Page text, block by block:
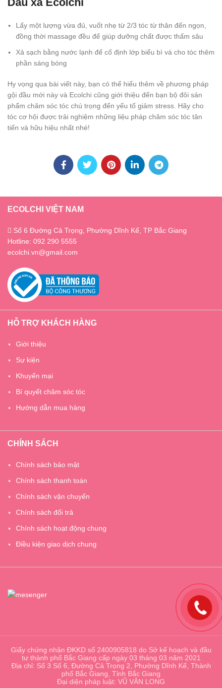
Lấy một lượng vừa đủ, vuốt nhẹ từ 2/3 tóc từ thân đến ngọn,
đồng thời massage đều để giúp dưỡng chất được thấm sâu
Xả sạch bằng nước lạnh để cố định lớp biểu bì và cho tóc thêm
phần sáng bóng
Hy vọng qua bài viết này, bạn có thể hiểu thêm về phương pháp
gội đầu mới này và Ecolchi cũng giới thiệu đến bạn bộ đôi sản
phẩm chăm sóc tóc chú trọng đến yếu tố giảm stress. Hãy cho
tóc cơ hội được trải nghiệm những liệu pháp chăm sóc tóc tân
tiến và hữu hiệu nhất nhé!
ECOLCHI VIỆT NAM
Số 6 Đường Cả Trọng, Phường Dĩnh Kế, TP Bắc Giang
Hotline: 092 290 5555
ecolchi.vn@gmail.com
HỖ TRỢ KHÁCH HÀNG
Giới thiệu
Sự kiện
Khuyến mại
Bí quyết chăm sóc tóc
Hướng dẫn mua hàng
CHÍNH SÁCH
Chính sách bảo mật
Chính sách thanh toán
Chính sách vận chuyển
Chính sách đổi trả
Chính sách hoạt động chung
Điều kiện giao dịch chung
Giấy chứng nhận ĐKKD số 2400905818 do Sở kế hoạch và đầu
tư thành phố Bắc Giang cấp ngày 03 tháng 03 năm 2021
Địa chỉ: Số 3 Số 6, Đường Cả Trọng 2, Phường Dĩnh Kế, Thành
phố Bắc Giang, Tỉnh Bắc Giang
Đại diện pháp luật: VŨ VÂN LONG